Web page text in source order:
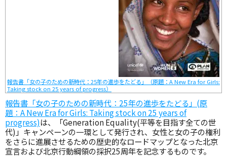
報告書「女の子のための新時代：25年の進歩をたどる」（原題：A New Era for Girls:
Taking stock on 25 years of progress）
報告書「女の子のための新時代：25年の進歩をたどる」(原
題：A New Era for Girls: Taking stock on 25 years of
progress)は、「Generation Equality(平等を目指す全ての世
代)」キャンペーンの一環として発行され、女性と女の子の権利
をさらに進展させるための歴史的なロードマップとなった北京
宣言および北京行動綱領の採択25周年を記念するものです。